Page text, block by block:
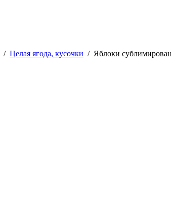
/ Целая ягода, кусочки / Яблоки